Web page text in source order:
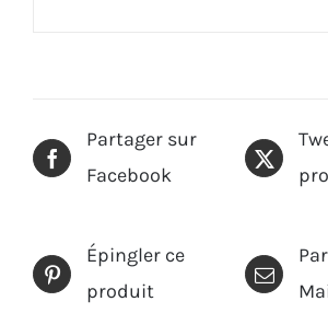
Partager sur
Facebook
Épingler ce
produit